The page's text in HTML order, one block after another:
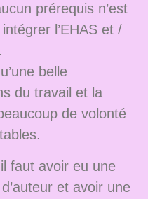
prérequis n’est
l’EHAS et /
belle
du travail et la
de volonté
faut avoir eu une
et avoir une